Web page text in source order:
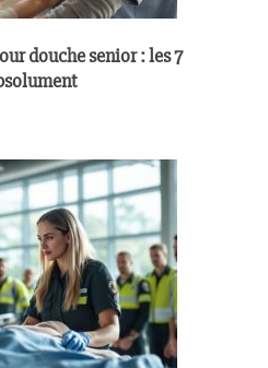
douche senior : les 7